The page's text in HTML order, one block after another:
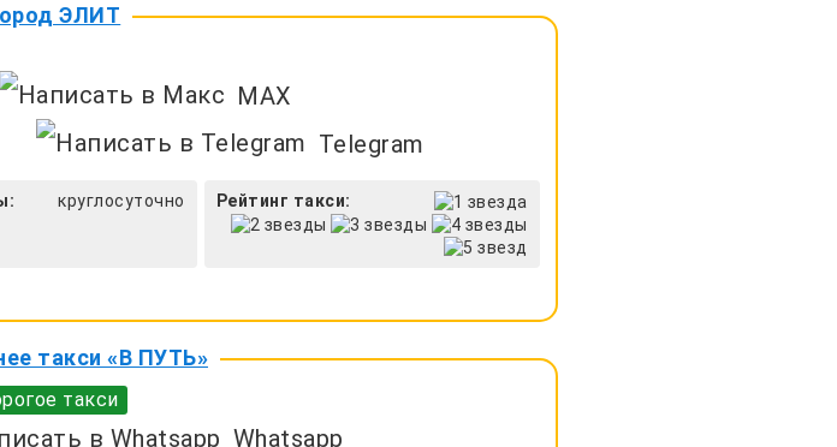
ЭЛИТ
MAX
Telegram
круглосуточно Рейтинг такси:
такси «В ПУТЬ»
такси
Whatsapp